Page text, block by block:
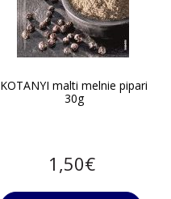
KOTANYI malti melnie pipari
30g
1,50€